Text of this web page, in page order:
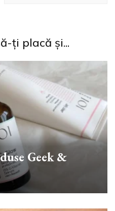
ți placă și...
Geek &